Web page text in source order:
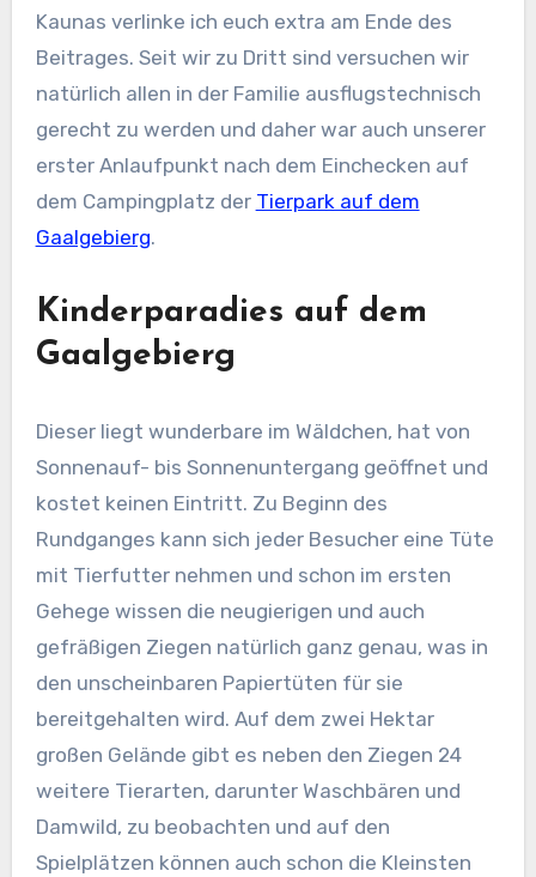
Kaunas verlinke ich euch extra am Ende des
Beitrages. Seit wir zu Dritt sind versuchen wir
natürlich allen in der Familie ausflugstechnisch
gerecht zu werden und daher war auch unserer
erster Anlaufpunkt nach dem Einchecken auf
dem Campingplatz der Tierpark auf dem
Gaalgebierg.
Kinderparadies auf dem
Gaalgebierg
Dieser liegt wunderbare im Wäldchen, hat von
Sonnenauf- bis Sonnenuntergang geöffnet und
kostet keinen Eintritt. Zu Beginn des
Rundganges kann sich jeder Besucher eine Tüte
mit Tierfutter nehmen und schon im ersten
Gehege wissen die neugierigen und auch
gefräßigen Ziegen natürlich ganz genau, was in
den unscheinbaren Papiertüten für sie
bereitgehalten wird. Auf dem zwei Hektar
großen Gelände gibt es neben den Ziegen 24
weitere Tierarten, darunter Waschbären und
Damwild, zu beobachten und auf den
Spielplätzen können auch schon die Kleinsten